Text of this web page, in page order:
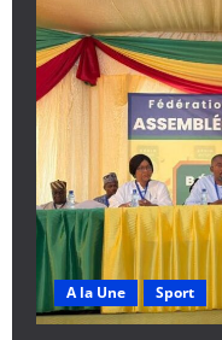
A la Une Sport